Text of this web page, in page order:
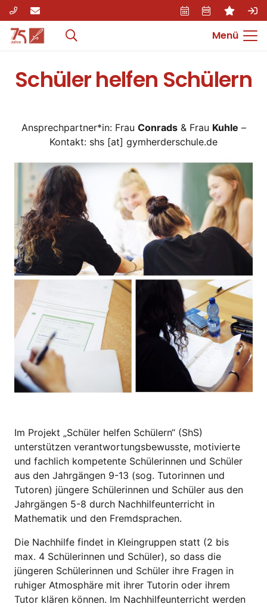
Menü
Schüler helfen Schülern
Ansprechpartner*in: Frau Conrads& Frau Kuhle –
Kontakt: shs [at] gymherderschule.de
Im Projekt „Schüler helfen Schülern“ (ShS)
unterstützen verantwortungsbewusste, motivierte
und fachlich kompetente Schülerinnen und Schüler
aus den Jahrgängen 9-13 (sog. Tutorinnen und
Tutoren) jüngere Schülerinnen und Schüler aus den
Jahrgängen 5-8 durch Nachhilfeunterricht in
Mathematik und den Fremdsprachen.
Die Nachhilfe findet in Kleingruppen statt (2 bis
max. 4 Schülerinnen und Schüler), so dass die
jüngeren Schülerinnen und Schüler ihre Fragen in
ruhiger Atmosphäre mit ihrer Tutorin oder ihrem
Tutor klären können. Im Nachhilfeunterricht werden